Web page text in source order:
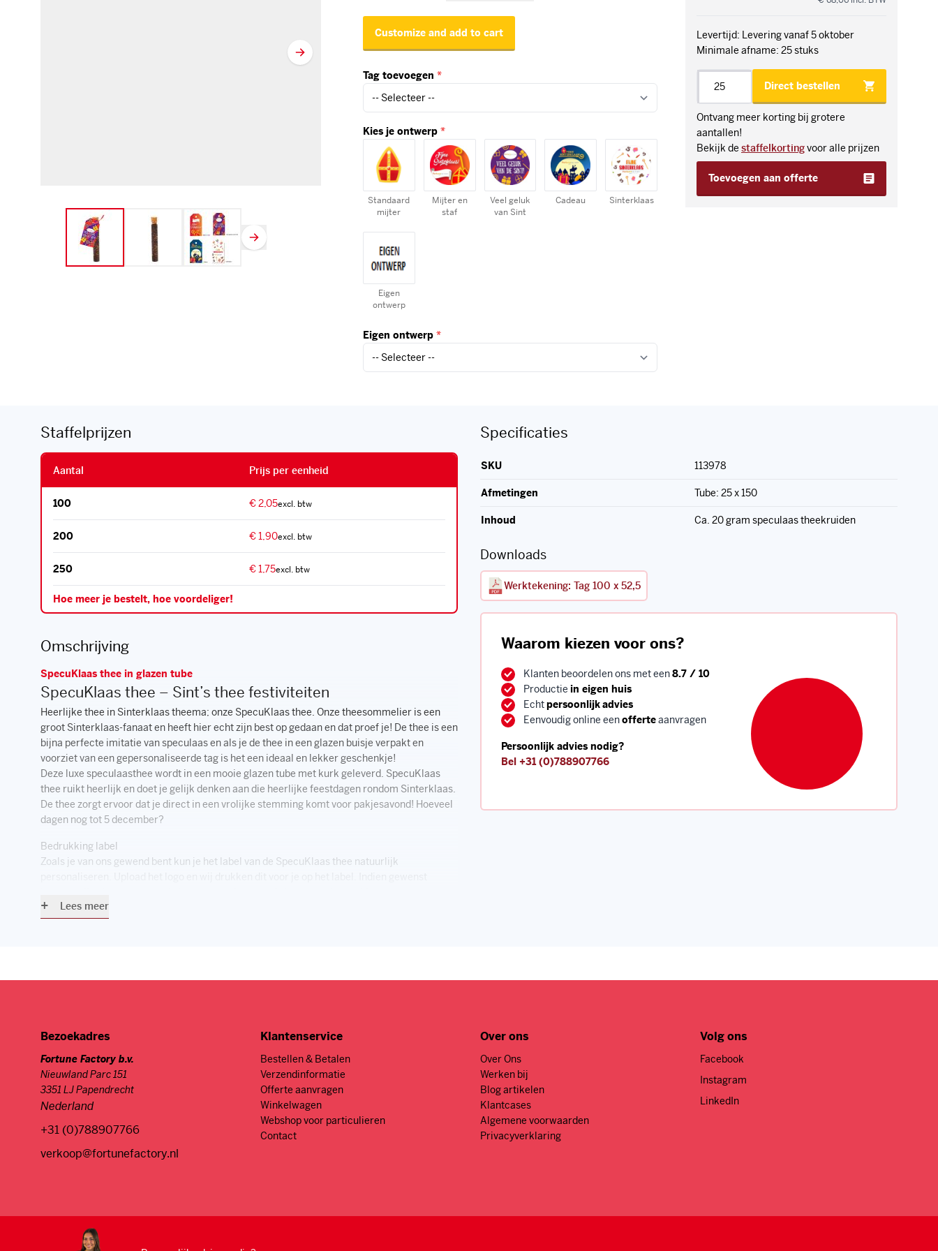
Customize and add to cart
Tag toevoegen *
Kies je ontwerp *
Standaard
mijter
Mijter en
staf
Veel geluk
van Sint
Cadeau Sinterklaas
Eigen
ontwerp
Eigen ontwerp *
Levertijd: Levering vanaf 5 oktober
Minimale afname: 25 stuks
Direct bestellen
Ontvang meer korting bij grotere
aantallen!
Bekijk de staffelkortingvoor alle prijzen
Toevoegen aan offerte
Staffelprijzen
Aantal Prijs per eenheid
100 € 2,05
200 € 1,90
250 € 1,75
Hoe meer je bestelt, hoe voordeliger!
Omschrijving
SpecuKlaas thee in glazen tube
SpecuKlaas thee – Sint’s thee festiviteiten
Heerlijke thee in Sinterklaas theema; onze SpecuKlaas thee. Onze theesommelier is een
groot Sinterklaas-fanaat en heeft hier echt zijn best op gedaan en dat proef je! De thee is een
bijna perfecte imitatie van speculaas en als je de thee in een glazen buisje verpakt en
voorziet van een gepersonaliseerde tag is het een ideaal en lekker geschenkje!
Deze luxe speculaasthee wordt in een mooie glazen tube met kurk geleverd. SpecuKlaas
thee ruikt heerlijk en doet je gelijk denken aan die heerlijke feestdagen rondom Sinterklaas.
De thee zorgt ervoor dat je direct in een vrolijke stemming komt voor pakjesavond! Hoeveel
dagen nog tot 5 december?
Bedrukking label
Zoals je van ons gewend bent kun je het label van de SpecuKlaas thee natuurlijk
geheel eigen ontwerp op het label te plaatsen. Laat het ons weten!
Lees meer
Specificaties
SKU 113978
Afmetingen Tube: 25 x 150
Inhoud Ca. 20 gram speculaas theekruiden
Downloads
Werktekening: Tag 100 x 52,5
Waarom kiezen voor ons?
Klanten beoordelen ons met een8.7 / 10
Productie in eigen huis
Echtpersoonlijkadvies
Eenvoudig online eenofferteaanvragen
Persoonlijk advies nodig?
Bel +31 (0)788907766
Bezoekadres
Fortune Factory b.v.
Nieuwland Parc 151
3351 LJ Papendrecht
Nederland
+31 (0)788907766
verkoop@fortunefactory.nl
Klantenservice
Bestellen & Betalen
Verzendinformatie
Offerte aanvragen
Winkelwagen
Webshop voor particulieren
Contact
Over ons
Over Ons
Werken bij
Blog artikelen
Klantcases
Algemene voorwaarden
Privacyverklaring
Volg ons
Facebook
Instagram
LinkedIn